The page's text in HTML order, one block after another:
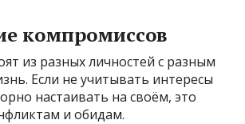
компромиссов
из разных личностей с разным
Если не учитывать интересы
настаивать на своём, это
и обидам.